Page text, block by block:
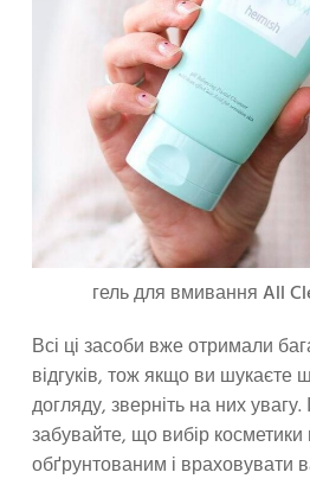
гель для вмивання All
Всі ці засоби вже отримали
відгуків, тож якщо ви шукаєте
догляду, зверніть на них
забувайте, що вибір
обґрунтованим і враховувати